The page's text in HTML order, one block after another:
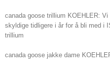
canada goose trillium KOEHLER:
skyldige tidligere i år for å bli med i
trillium
canada goose jakke dame